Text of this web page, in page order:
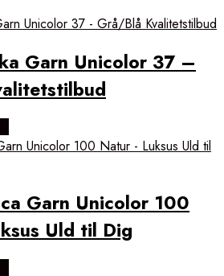
Garn Unicolor 37 –
Garn Unicolor 100
Uld til Dig